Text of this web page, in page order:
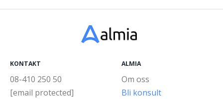
Sjuksköterska
Läkare
KONTAKT
08-410 250 50
[email protected]
ALMIA
Om oss
Bli konsult